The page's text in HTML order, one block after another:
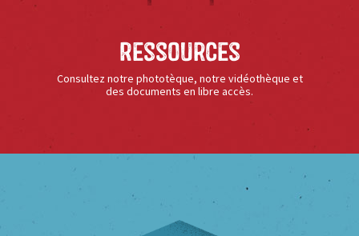
Ressources
Consultez notre phototèque, notre vidéothèque et
des documents en libre accès.